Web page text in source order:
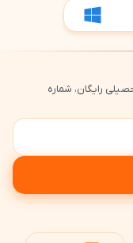
رایگان، شماره